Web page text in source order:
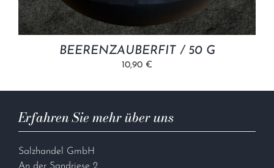
BEERENZAUBERFIT / 50 G
10,90 €
Erfahren Sie mehr über uns
Salzhandel GmbH